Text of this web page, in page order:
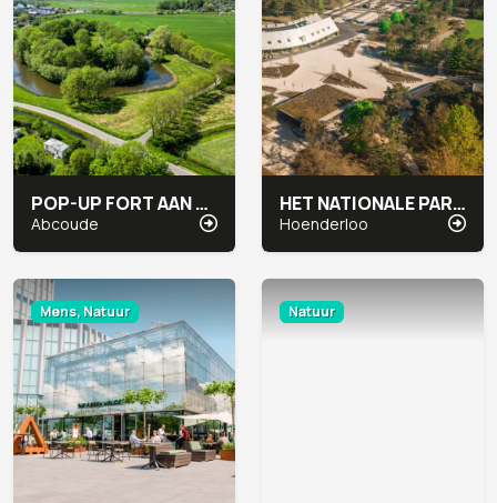
POP-UP FORT AAN DE WINKEL
Abcoude
HET NATIONALE PARK DE HOGE VELUWE
Hoenderloo
Mens, Natuur Natuur